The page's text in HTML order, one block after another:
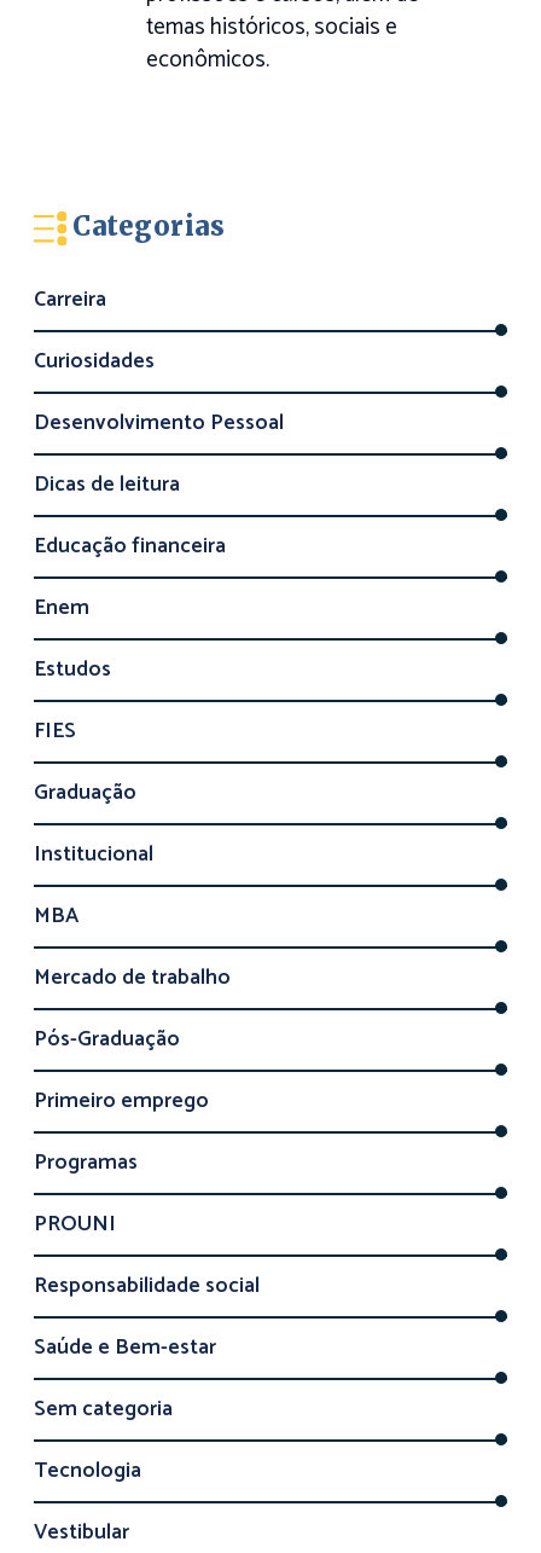
temas históricos, sociais e
econômicos.
Categorias
Carreira
Curiosidades
Desenvolvimento Pessoal
Dicas de leitura
Educação financeira
Enem
Estudos
FIES
Graduação
Institucional
MBA
Mercado de trabalho
Pós-Graduação
Primeiro emprego
Programas
PROUNI
Responsabilidade social
Saúde e Bem-estar
Sem categoria
Tecnologia
Vestibular